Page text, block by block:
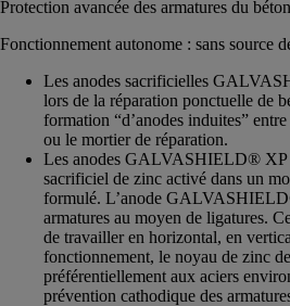
Protection avancée des armatures du béton
Fonctionnement autonome : sans source
Les anodes sacrificielles
lors de la réparation ponctuelle de
formation “d’anodes induites”
ou le mortier de réparation.
Les anodes GALVASHIELD® XP
sacrificiel de zinc activé dans un
formulé. L’anode
armatures au moyen de ligatures.
de travailler en horizontal, en
fonctionnement, le noyau de zinc
préférentiellement aux aciers
prévention cathodique des